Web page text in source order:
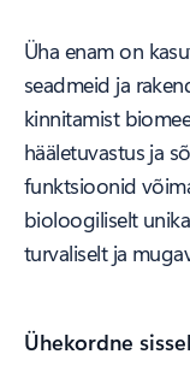
Üha enam on
seadmeid ja
kinnitamist
hääletuvastus ja
funktsioonid
bioloogiliselt
turvaliselt ja
Ühekordne